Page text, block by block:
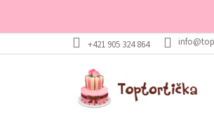
na
+421 905 324 864